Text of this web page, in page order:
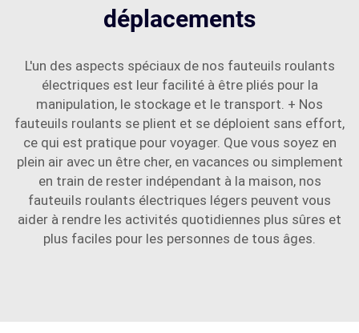
déplacements
L'un des aspects spéciaux de nos fauteuils roulants
électriques est leur facilité à être pliés pour la
manipulation, le stockage et le transport. + Nos
fauteuils roulants se plient et se déploient sans effort,
ce qui est pratique pour voyager. Que vous soyez en
plein air avec un être cher, en vacances ou simplement
en train de rester indépendant à la maison, nos
fauteuils roulants électriques légers peuvent vous
aider à rendre les activités quotidiennes plus sûres et
plus faciles pour les personnes de tous âges.